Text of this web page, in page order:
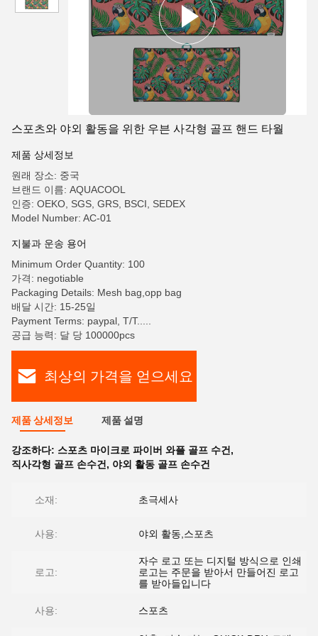
스포츠와 야외 활동을 위한 우븐 사각형 골프 핸드 타월
제품 상세정보
원래 장소: 중국
브랜드 이름: AQUACOOL
인증: OEKO, SGS, GRS, BSCI, SEDEX
Model Number: AC-01
지불과 운송 용어
Minimum Order Quantity: 100
가격: negotiable
Packaging Details: Mesh bag,opp bag
배달 시간: 15-25일
Payment Terms: paypal, T/T.....
공급 능력: 달 당 100000pcs
최상의 가격을 얻으세요
제품 상세정보 제품 설명
강조하다: 스포츠 마이크로 파이버 와플 골프 수건 ,
직사각형 골프 손수건 , 야외 활동 골프 손수건
소재: 초극세사
사용: 야외 활동,스포츠
로고:
자수 로고 또는 디지털 방식으로 인쇄
로고는 주문을 받아서 만들어진 로고
를 받아들입니다
사용: 스포츠